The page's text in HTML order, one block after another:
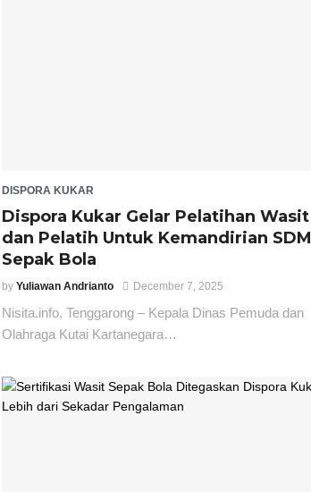
DISPORA KUKAR
Dispora Kukar Gelar Pelatihan Wasit
dan Pelatih Untuk Kemandirian SDM
Sepak Bola
byYuliawan Andrianto December 7, 2025
Nisita.info, Tenggarong – Kepala Dinas Pemuda dan
Olahraga Kutai Kartanegara…